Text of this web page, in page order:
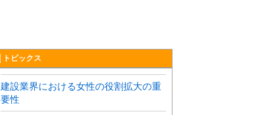
▌トピックス
建設業界における女性の役割拡大の重
要性